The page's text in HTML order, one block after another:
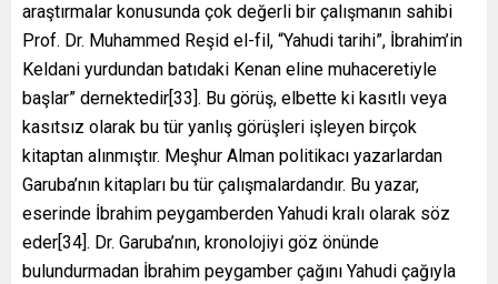
araştırmalar konusunda çok değerli bir çalışmanın sahibi
Prof. Dr. Muhammed Reşid el-fil, “Yahudi tarihi”, İbrahim’in
Keldani yurdundan batıdaki Kenan eline muhaceretiyle
başlar” dernektedir[33]. Bu görüş, elbette ki kasıtlı veya
kasıtsız olarak bu tür yanlış görüşleri işleyen birçok
kitaptan alınmıştır. Meşhur Alman politikacı yazarlardan
Garuba’nın kitapları bu tür çalışmalardandır. Bu yazar,
eserinde İbrahim peygamberden Yahudi kralı olarak söz
eder[34]. Dr. Garuba’nın, kronolojiyi göz önünde
bulundurmadan İbrahim peygamber çağını Yahudi çağıyla